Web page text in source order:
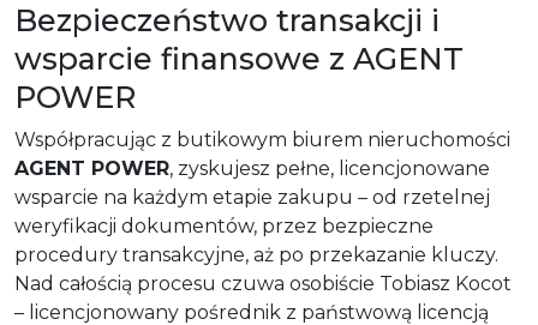
Bezpieczeństwo transakcji i
wsparcie finansowe z AGENT
POWER
Współpracując z butikowym biurem nieruchomości
AGENT POWER, zyskujesz pełne, licencjonowane
wsparcie na każdym etapie zakupu – od rzetelnej
weryfikacji dokumentów, przez bezpieczne
procedury transakcyjne, aż po przekazanie kluczy.
Nad całością procesu czuwa osobiście Tobiasz Kocot
– licencjonowany pośrednik z państwową licencją